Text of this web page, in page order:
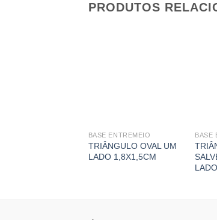
PRODUTOS
BASE ENTREMEIO
TRIÂNGULO OVAL UM
LADO 1,8X1,5CM
BASE